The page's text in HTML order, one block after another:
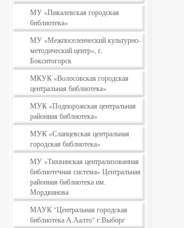
МУ «Пикалевская городская
библиотека»
МУ «Межпоселенческий культурно-
методический центр», г.
Бокситогорск
МКУК «Волосовская городская
центральная библиотека»
МУК «Подпорожская центральная
районная библиотека»
МУК «Сланцевская центральная
городская библиотека»
МУ «Тихвинская централизованная
библиотечная система» Центральная
районная библиотека им.
Мордвинова
МАУК "Центральная городская
библиотека А.Аалто" г.Выборг